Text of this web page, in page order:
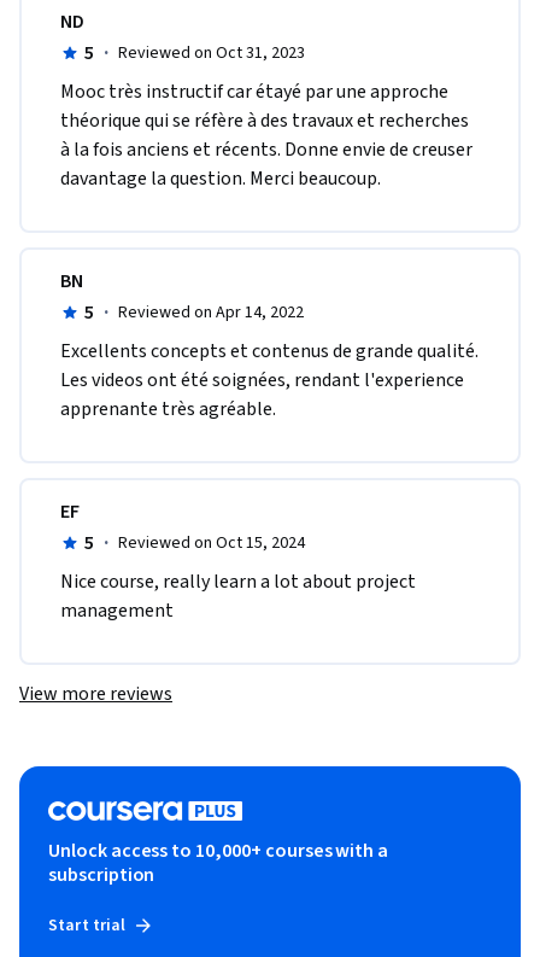
ND
5 · Reviewed on Oct 31, 2023
Mooc très instructif car étayé par une approche
théorique qui se réfère à des travaux et recherches
à la fois anciens et récents. Donne envie de creuser
davantage la question. Merci beaucoup.
BN
5 · Reviewed on Apr 14, 2022
Excellents concepts et contenus de grande qualité.
Les videos ont été soignées, rendant l'experience
apprenante très agréable.
EF
5 · Reviewed on Oct 15, 2024
Nice course, really learn a lot about project
management
View more reviews
Unlock access to 10,000+ courses with a
subscription
Start trial